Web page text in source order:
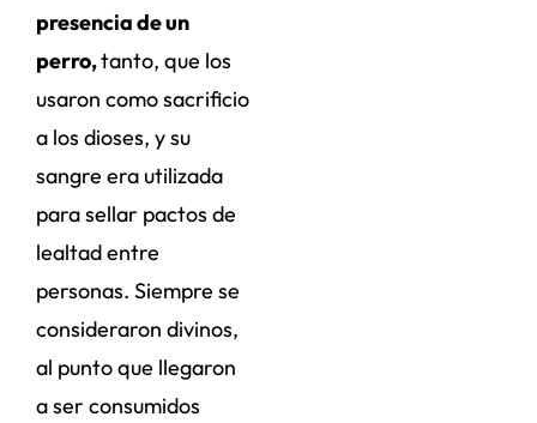
presencia de un
perro,tanto, que los
usaron como sacrificio
a los dioses, y su
sangre era utilizada
para sellar pactos de
lealtad entre
personas. Siempre se
consideraron divinos,
al punto que llegaron
a ser consumidos